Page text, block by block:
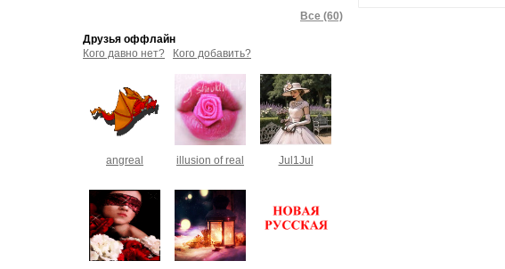
Все (60)
Друзья оффлайн
Кого давно нет?
Кого добавить?
angreal illusion of real Jul1Jul